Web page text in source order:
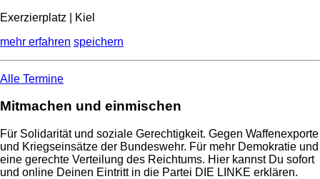
Exerzierplatz | Kiel
mehr erfahren speichern
Alle Termine
Mitmachen und einmischen
Für Solidarität und soziale Gerechtigkeit. Gegen Waffenexporte
und Kriegseinsätze der Bundeswehr. Für mehr Demokratie und
eine gerechte Verteilung des Reichtums. Hier kannst Du sofort
und online Deinen Eintritt in die Partei DIE LINKE erklären.